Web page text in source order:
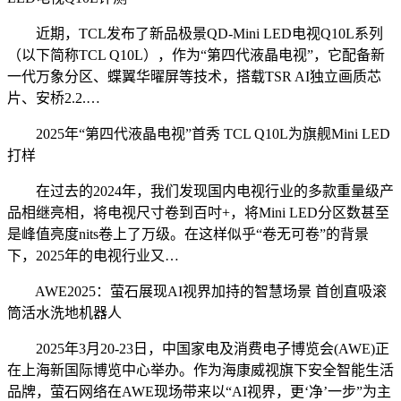
近期，TCL发布了新品极景QD-Mini LED电视Q10L系列
（以下简称TCL Q10L），作为“第四代液晶电视”，它配备新
一代万象分区、蝶翼华曜屏等技术，搭载TSR AI独立画质芯
片、安桥2.2.…
2025年“第四代液晶电视”首秀 TCL Q10L为旗舰Mini LED
打样
在过去的2024年，我们发现国内电视行业的多款重量级产
品相继亮相，将电视尺寸卷到百吋+，将Mini LED分区数甚至
是峰值亮度nits卷上了万级。在这样似乎“卷无可卷”的背景
下，2025年的电视行业又…
AWE2025：萤石展现AI视界加持的智慧场景 首创直吸滚
筒活水洗地机器人
2025年3月20-23日，中国家电及消费电子博览会(AWE)正
在上海新国际博览中心举办。作为海康威视旗下安全智能生活
品牌，萤石网络在AWE现场带来以“AI视界，更‘净’一步”为主